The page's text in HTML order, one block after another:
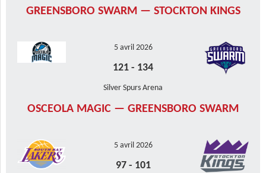
GREENSBORO SWARM — STOCKTON KINGS
5 avril 2026
121 - 134
Silver Spurs Arena
OSCEOLA MAGIC — GREENSBORO SWARM
5 avril 2026
97- 101